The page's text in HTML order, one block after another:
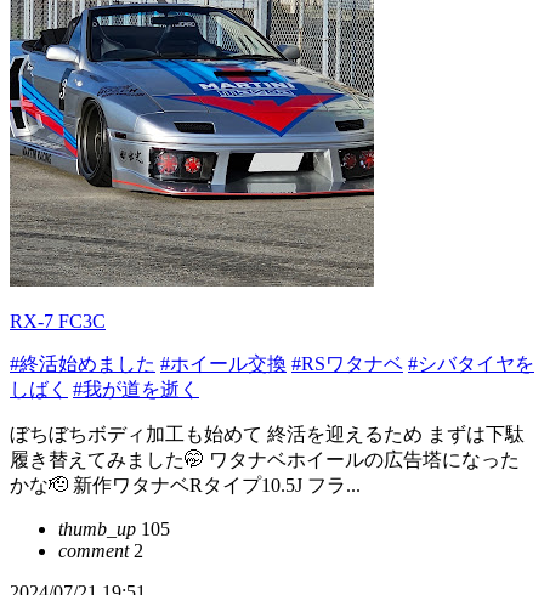
RX-7 FC3C
#終活始めました #ホイール交換 #RSワタナベ #シバタイヤを
しばく #我が道を逝く
ぼちぼちボディ加工も始めて 終活を迎えるため まずは下駄
履き替えてみました🤭 ワタナベホイールの広告塔になった
かな🫡 新作ワタナベRタイプ10.5J フラ...
thumb_up 105
comment2